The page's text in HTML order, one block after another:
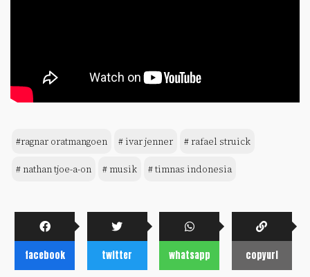
#ragnar oratmangoen # ivar jenner # rafael struick
# nathan tjoe-a-on # musik # timnas indonesia
facebook twitter whatsapp copyurl